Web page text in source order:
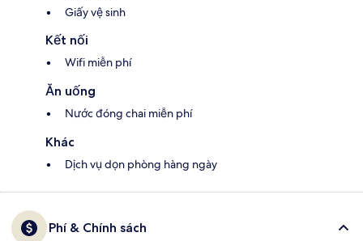
Giấy vệ sinh
Kết nối
Wifi miễn phí
Ăn uống
Nước đóng chai miễn phí
Khác
Dịch vụ dọn phòng hàng ngày
Phí & Chính sách